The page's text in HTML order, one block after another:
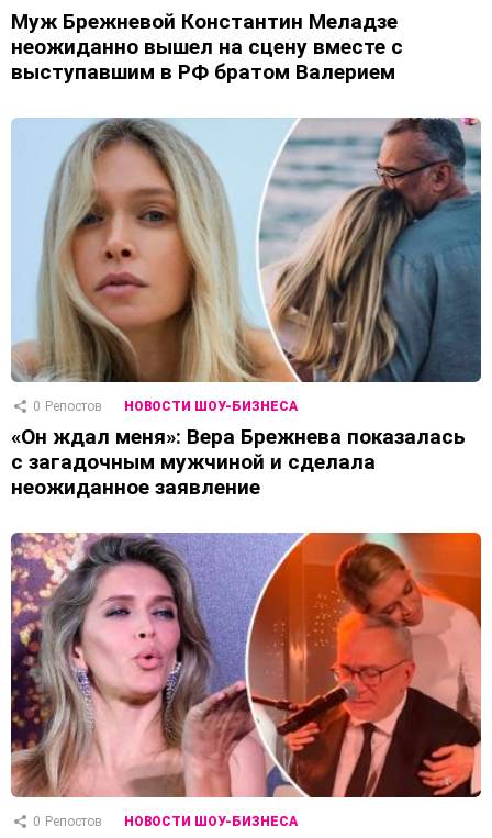
Муж Брежневой Константин Меладзе
неожиданно вышел на сцену вместе с
выступавшим в РФ братом Валерием
0 Репостов НОВОСТИ ШОУ-БИЗНЕСА
«Он ждал меня»: Вера Брежнева показалась
с загадочным мужчиной и сделала
неожиданное заявление
0 Репостов НОВОСТИ ШОУ-БИЗНЕСА